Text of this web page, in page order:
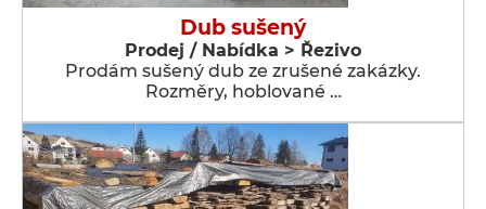
Dub sušený
Prodej / Nabídka > Řezivo
Prodám sušený dub ze zrušené zakázky.
Rozměry, hoblované …